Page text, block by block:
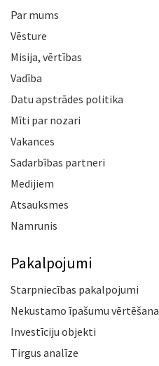
Par mums
Vēsture
Misija, vērtības
Vadība
Datu apstrādes politika
Mīti par nozari
Vakances
Sadarbības partneri
Medijiem
Atsauksmes
Namrunis
Pakalpojumi
Starpniecības pakalpojumi
Nekustamo īpašumu vērtēšana
Investīciju objekti
Tirgus analīze